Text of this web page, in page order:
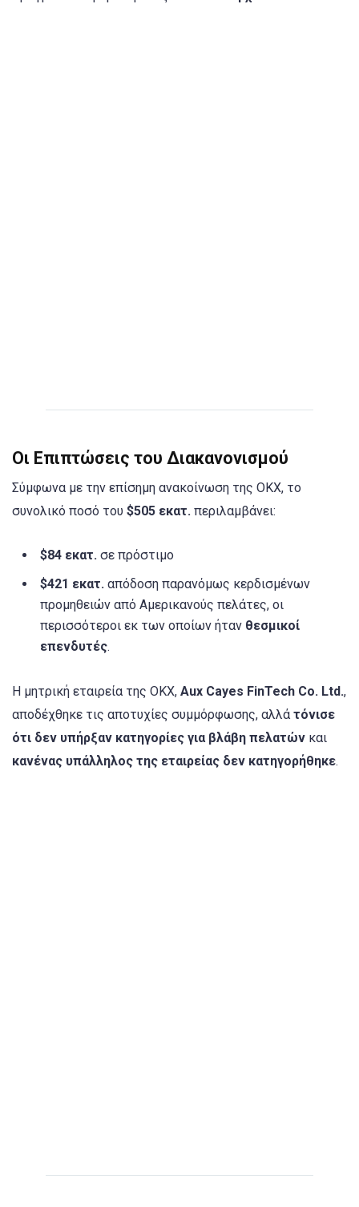
Οι Επιπτώσεις του Διακανονισμού
Σύμφωνα με την επίσημη ανακοίνωση της OKX, το
συνολικό ποσό του $505 εκατ. περιλαμβάνει:
$84 εκατ. σε πρόστιμο
$421 εκατ. απόδοση παρανόμως κερδισμένων
προμηθειών από Αμερικανούς πελάτες, οι
περισσότεροι εκ των οποίων ήταν θεσμικοί
επενδυτές.
Η μητρική εταιρεία της OKX, Aux Cayes FinTech Co. Ltd.,
αποδέχθηκε τις αποτυχίες συμμόρφωσης, αλλά τόνισε
ότι δεν υπήρξαν κατηγορίες για βλάβη πελατών και
κανένας υπάλληλος της εταιρείας δεν κατηγορήθηκε.